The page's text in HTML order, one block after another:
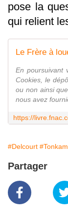
pose la
qui relient
En poursuivant
Cookies, le
ou non ainsi
nous avez
#Delcourt #Tonkam
Partager